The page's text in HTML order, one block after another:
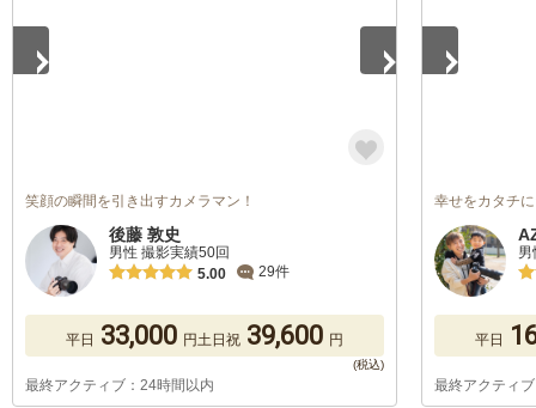
笑顔の瞬間を引き出すカメラマン！
後藤 敦史
男性 撮影実績50回
5.00
29件
平日 33,000 円土日祝 39,600 円
最終アクティブ：24時間以内
幸せをカタチ
平日
最終アクティ